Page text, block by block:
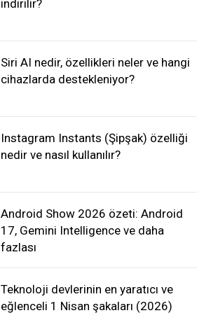
indirilir?
Siri AI nedir, özellikleri neler ve hangi
cihazlarda destekleniyor?
Instagram Instants (Şipşak) özelliği
nedir ve nasıl kullanılır?
Android Show 2026 özeti: Android
17, Gemini Intelligence ve daha
fazlası
Teknoloji devlerinin en yaratıcı ve
eğlenceli 1 Nisan şakaları (2026)